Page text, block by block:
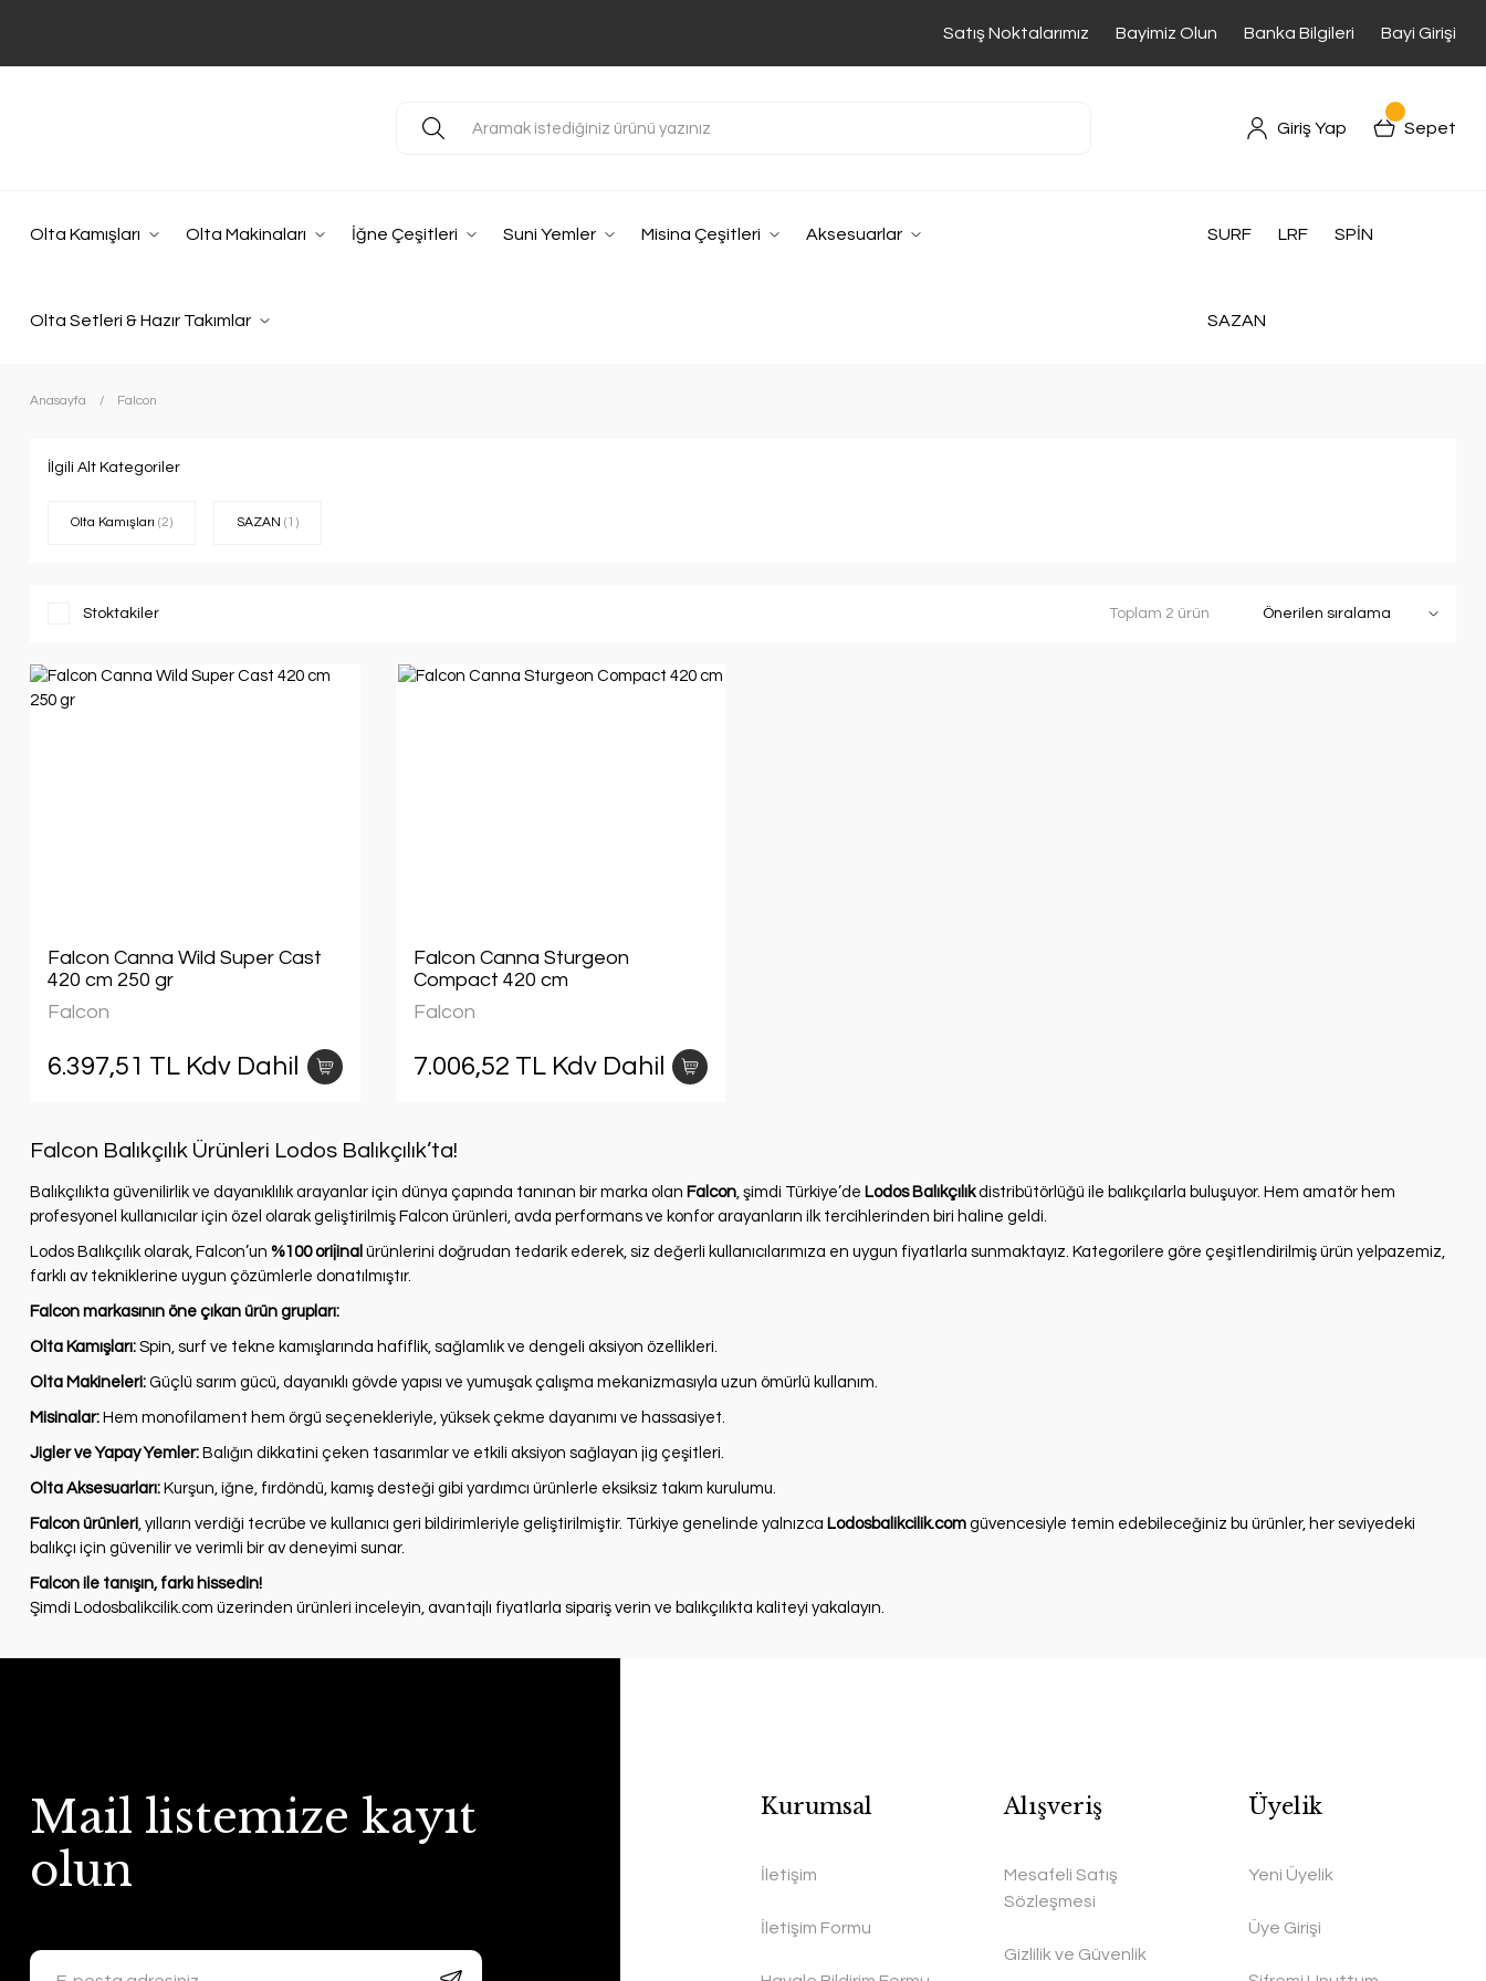
Satış Noktalarımız Bayimiz Olun Banka Bilgileri Bayi Girişi
Giriş Yap Sepet
Olta Kamışları Olta Makinaları İğne Çeşitleri Suni Yemler Misina Çeşitleri Aksesuarlar
Olta Setleri & Hazır Takımlar
SURF LRF SPİN
SAZAN
Anasayfa Falcon
İlgili Alt Kategoriler
Olta Kamışları (2) SAZAN (1)
Stoktakiler Toplam 2 ürün
Falcon Canna Wild Super Cast
420 cm 250 gr
Falcon
6.397,51 TL Kdv Dahil
Falcon Canna Sturgeon
Compact 420 cm
Falcon
7.006,52 TL Kdv Dahil
Falcon Balıkçılık Ürünleri Lodos Balıkçılık’ta!
Balıkçılıkta güvenilirlik ve dayanıklılık arayanlar için dünya çapında tanınan bir marka olan Falcon , şimdi Türkiye’de Lodos Balıkçılıkdistribütörlüğü ile balıkçılarla buluşuyor. Hem amatör hem
profesyonel kullanıcılar için özel olarak geliştirilmiş Falcon ürünleri, avda performans ve konfor arayanların ilk tercihlerinden biri haline geldi.
Lodos Balıkçılık olarak, Falcon’un %100 orijinal ürünlerini doğrudan tedarik ederek, siz değerli kullanıcılarımıza en uygun fiyatlarla sunmaktayız. Kategorilere göre çeşitlendirilmiş ürün yelpazemiz,
farklı av tekniklerine uygun çözümlerle donatılmıştır.
Falcon markasının öne çıkan ürün grupları:
Olta Kamışları: Spin, surf ve tekne kamışlarında hafiflik, sağlamlık ve dengeli aksiyon özellikleri.
Olta Makineleri: Güçlü sarım gücü, dayanıklı gövde yapısı ve yumuşak çalışma mekanizmasıyla uzun ömürlü kullanım.
Misinalar: Hem monofilament hem örgü seçenekleriyle, yüksek çekme dayanımı ve hassasiyet.
Jigler ve Yapay Yemler: Balığın dikkatini çeken tasarımlar ve etkili aksiyon sağlayan jig çeşitleri.
Olta Aksesuarları: Kurşun, iğne, fırdöndü, kamış desteği gibi yardımcı ürünlerle eksiksiz takım kurulumu.
Falcon ürünleri , yılların verdiği tecrübe ve kullanıcı geri bildirimleriyle geliştirilmiştir. Türkiye genelinde yalnızca Lodosbalikcilik.com güvencesiyle temin edebileceğiniz bu ürünler, her seviyedeki
balıkçı için güvenilir ve verimli bir av deneyimi sunar.
Falcon ile tanışın, farkı hissedin!
Şimdi Lodosbalikcilik.com üzerinden ürünleri inceleyin, avantajlı fiyatlarla sipariş verin ve balıkçılıkta kaliteyi yakalayın.
Mail listemize kayıt
olun
Kurumsal
İletişim
İletişim Formu
Alışveriş
Mesafeli Satış
Sözleşmesi
Gizlilik ve Güvenlik
Üyelik
Yeni Üyelik
Üye Girişi